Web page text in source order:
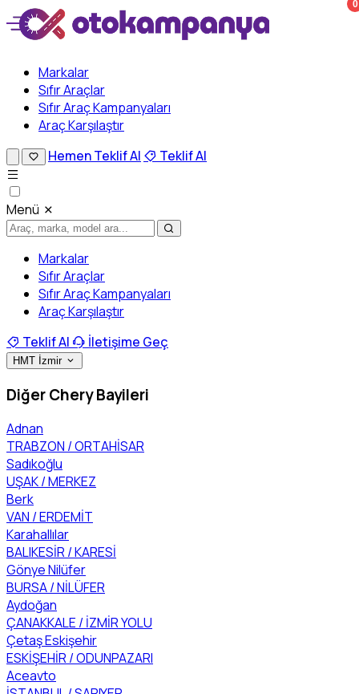
Markalar
Sıfır Araçlar
Sıfır Araç Kampanyaları
Araç Karşılaştır
0
Hemen Teklif Al Teklif Al
Menü
Markalar
Sıfır Araçlar
Sıfır Araç Kampanyaları
Araç Karşılaştır
Teklif Al
İletişime Geç
HMT İzmir
Diğer Chery Bayileri
Adnan
TRABZON / ORTAHİSAR
Sadıkoğlu
UŞAK / MERKEZ
Berk
VAN / ERDEMİT
Karahallılar
BALIKESİR / KARESİ
Gönye Nilüfer
BURSA / NİLÜFER
Aydoğan
ÇANAKKALE / İZMİR YOLU
Çetaş Eskişehir
ESKİŞEHİR / ODUNPAZARI
Aceavto